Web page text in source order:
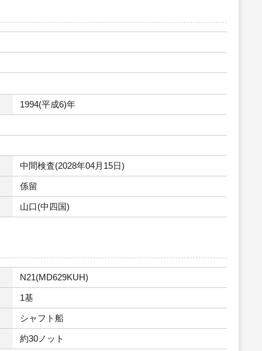
1994(平成6)年
中間検査(2028年04月15日)
係留
山口(中四国)
N21(MD629KUH)
1基
シャフト船
約30ノット